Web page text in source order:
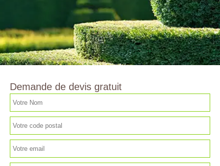
Demande de devis gratuit